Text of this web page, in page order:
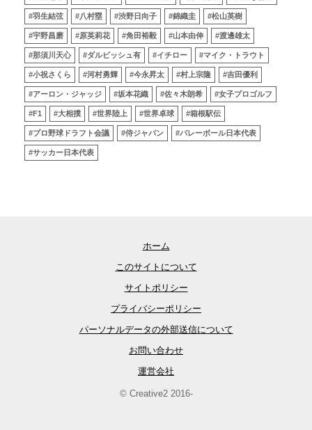
#羽生結弦 #八村塁 #渋野日向子 #錦織圭 #松山英樹
#宇野昌磨 #原英莉花 #角田裕毅 #山本由伸 #渡邊雄太
#那須川天心 #ダルビッシュ有 #イチロー #マイク・トラウト
#小祝さくら #河村勇輝 #今永昇太 #村上宗隆 #吉田優利
#アーロン・ジャッジ #坂本花織 #佐々木朗希 #女子プロゴルフ
#F1 #大相撲 #世界陸上 #世界卓球 #箱根駅伝
#プロ野球ドラフト会議 #侍ジャパン #バレーボール日本代表
#サッカー日本代表
ホーム
このサイトについて
サイトポリシー
プライバシーポリシー
パーソナルデータの外部送信について
お問い合わせ
運営会社
© Creative2 2016-